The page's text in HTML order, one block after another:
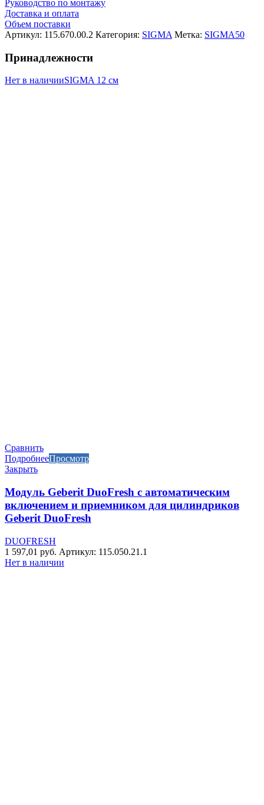
Руководство по монтажу
Доставка и оплата
Объем поставки
Артикул: 115.670.00.2 Категория: SIGMA Метка: SIGMA50
Принадлежности
Нет в наличииSIGMA 12 см
Сравнить
ПодробнееПросмотр
Закрыть
Модуль Geberit DuoFresh с автоматическим
включением и приемником для цилиндриков
Geberit DuoFresh
DUOFRESH
1 597,01 руб. Артикул: 115.050.21.1
Нет в наличии